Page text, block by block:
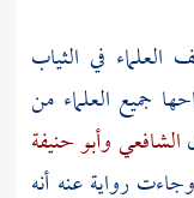
في الثياب
جميع العلماء من
الشافعيوأبو حنيفة
رواية عنه أنه